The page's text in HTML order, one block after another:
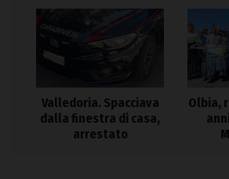
Valledoria. Spacciava
dalla finestra di casa,
arrestato
Olbia,